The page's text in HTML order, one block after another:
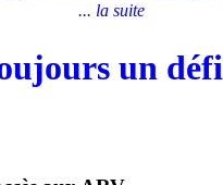
... la suite
un défi